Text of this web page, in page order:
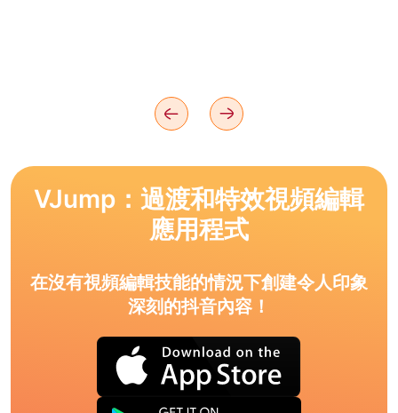
VJump：過渡和特效視頻編輯
應用程式
在沒有視頻編輯技能的情況下創建令人印象
深刻的抖音內容！